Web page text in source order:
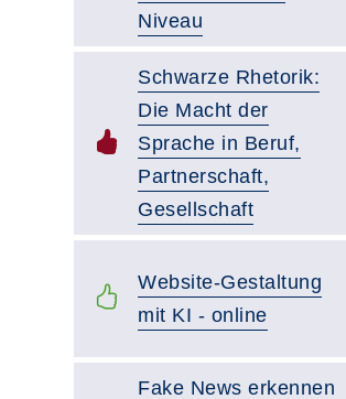
Niveau
Schwarze Rhetorik:
Die Macht der
Sprache in Beruf,
Partnerschaft,
Gesellschaft
Website-Gestaltung
mit KI - online
Fake News erkennen